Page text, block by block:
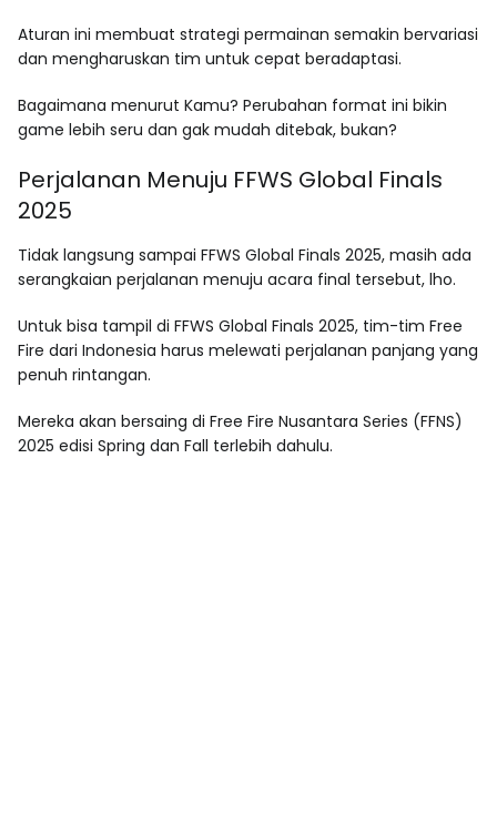
Aturan ini membuat strategi permainan semakin bervariasi
dan mengharuskan tim untuk cepat beradaptasi.
Bagaimana menurut Kamu? Perubahan format ini bikin
game lebih seru dan gak mudah ditebak, bukan?
Perjalanan Menuju FFWS Global Finals
2025
Tidak langsung sampai FFWS Global Finals 2025, masih ada
serangkaian perjalanan menuju acara final tersebut, lho.
Untuk bisa tampil di FFWS Global Finals 2025, tim-tim Free
Fire dari Indonesia harus melewati perjalanan panjang yang
penuh rintangan.
Mereka akan bersaing di Free Fire Nusantara Series (FFNS)
2025 edisi Spring dan Fall terlebih dahulu.